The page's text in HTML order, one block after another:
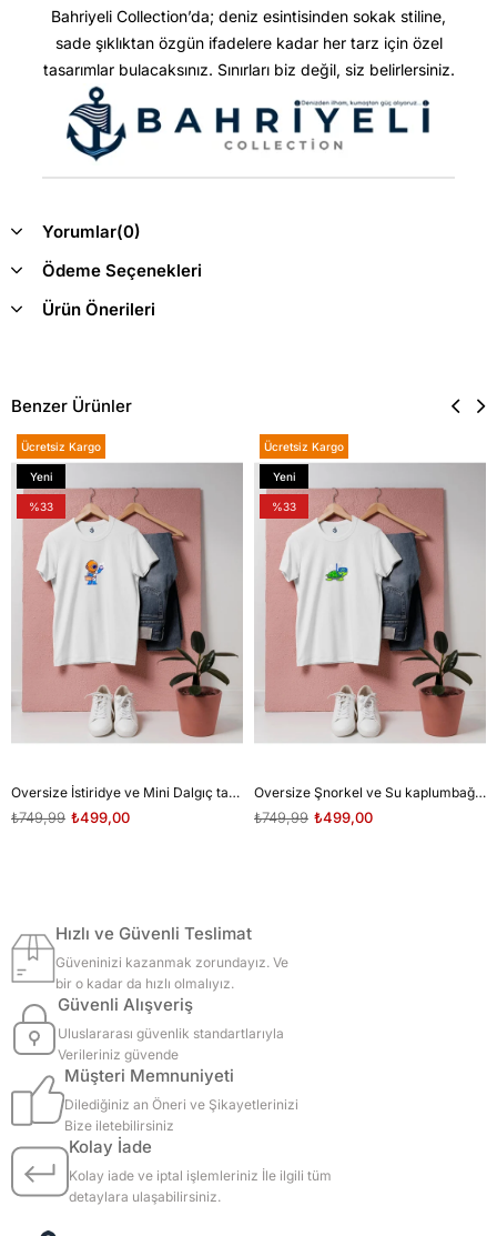
Bahriyeli Collection’da; deniz esintisinden sokak stiline,
sade şıklıktan özgün ifadelere kadar her tarz için özel
tasarımlar bulacaksınız. Sınırları biz değil, siz belirlersiniz.
Yorumlar(0)
Ödeme Seçenekleri
Ürün Önerileri
Benzer Ürünler
Oversize İstiridye ve Mini Dalgıç tasarım unisex T-shirt
₺499,00
₺749,99
Ücretsiz Kargo
Yeni
Ürün
%33
Oversize Şnorkel ve Su kaplumbağası tasarım unisex T-shirt
₺499,00
₺749,99
Ücretsiz Kargo
Yeni
Ürün
%33
Hızlı ve Güvenli Teslimat
Güveninizi kazanmak zorundayız. Ve
bir o kadar da hızlı olmalıyız.
Güvenli Alışveriş
Uluslararası güvenlik standartlarıyla
Verileriniz güvende
Müşteri Memnuniyeti
Dilediğiniz an Öneri ve Şikayetlerinizi
Bize iletebilirsiniz
Kolay İade
Kolay iade ve iptal işlemleriniz İle ilgili tüm
detaylara ulaşabilirsiniz.